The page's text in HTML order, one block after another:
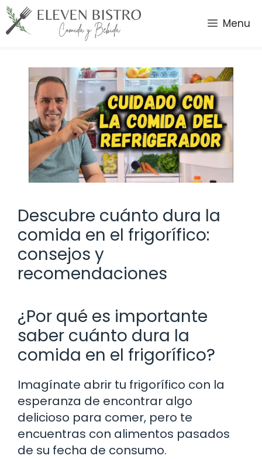
Saltar
al
contenido
Menu
Descubre cuánto dura la
comida en el frigorífico:
consejos y
recomendaciones
¿Por qué es importante
saber cuánto dura la
comida en el frigorífico?
Imagínate abrir tu frigorífico con la
esperanza de encontrar algo
delicioso para comer, pero te
encuentras con alimentos pasados
de su fecha de consumo.